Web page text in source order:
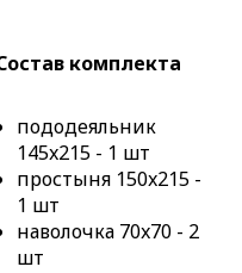
комплекта
пододеяльник
145x215 - 1 шт
простыня 150x215 -
1 шт
наволочка 70x70 - 2
шт